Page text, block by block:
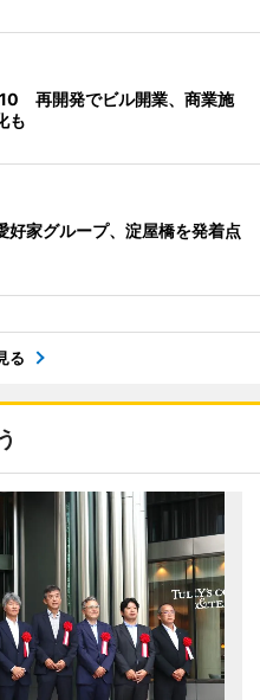
再開発でビル開業、商業施
も
好家グループ、淀屋橋を発着点
る